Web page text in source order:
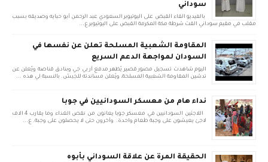
سوداني
بالفيديو القاء القبض على اليوتيوبر السعودي عبد الرحمن أبو حبايه وصديقه بسبب
مقلب في مقيم سوداني القت شرطة مكة المكرمة القبض على اليوتيوبر ع...
المقاومة الشعبية المسلحة تعلن عن نفسها في
السودان لمواجهة الدعم السريع
اليوم شاهدت تسجيل مصور قصير يُظهر مدفع آر بي جي وبنادق قناصة ويُعلن عن
تدشين المقاومة الشعبية المسلحة، ويُعلن مساندته للجيش. بالنسبة لي هذه ...
نداء هام من معسكر السودانيين في جوبا
اللاجئين السودانيين في معسكر جوبا يعانون من نقص الغذاء وما يقارب 4 الاف
لاجئ يعيشون على وجبة طعام واحدة. وأخرون حتى لا يحصلون على وجبة. ع...
الحقيقة المرة عن علاقة السوداني بأبوه